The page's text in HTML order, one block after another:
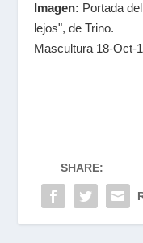
Imagen: Portada
lejos", de Trino.
Mascultura 18-Oct-
SHARE: